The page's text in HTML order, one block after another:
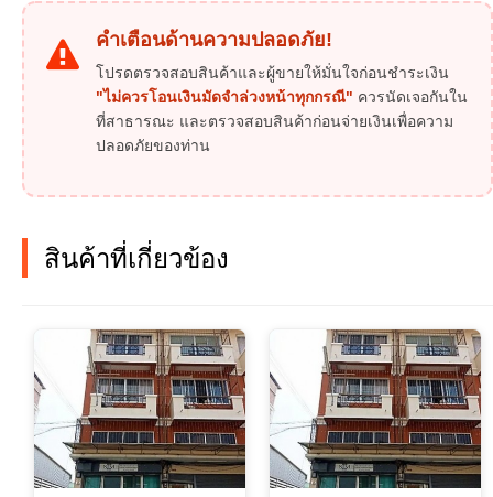
คำเตือนด้านความปลอดภัย!
โปรดตรวจสอบสินค้าและผู้ขายให้มั่นใจก่อนชำระเงิน
"ไม่ควรโอนเงินมัดจำล่วงหน้าทุกกรณี" ควรนัดเจอกันใน
ที่สาธารณะ และตรวจสอบสินค้าก่อนจ่ายเงินเพื่อความ
ปลอดภัยของท่าน
สินค้าที่เกี่ยวข้อง